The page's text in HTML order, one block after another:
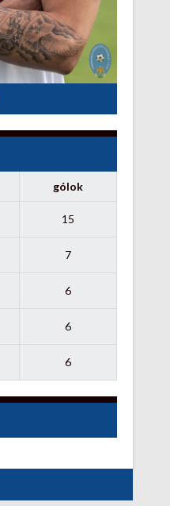
gólok
15
7
6
6
6